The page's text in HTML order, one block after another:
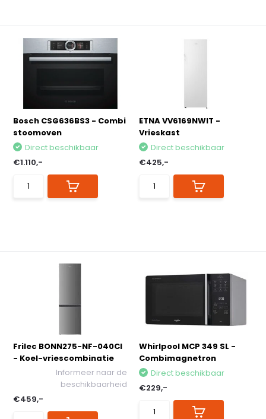
Bosch CSG636BS3 - Combi
stoomoven
Direct beschikbaar
€1.110,-
ETNA VV6169NWIT -
Vrieskast
Direct beschikbaar
€425,-
Frilec BONN275-NF-040CI
- Koel-vriescombinatie
Informeer naar de
beschikbaarheid
€459,-
Whirlpool MCP 349 SL -
Combimagnetron
Direct beschikbaar
€229,-